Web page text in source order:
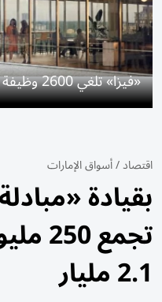
«فيزا» تلغي 2600 وظيفة ضمن خطة لرفع الكفاءة
اقتصاد/أسواق الإمارات
بقيادة
2.1 مليار